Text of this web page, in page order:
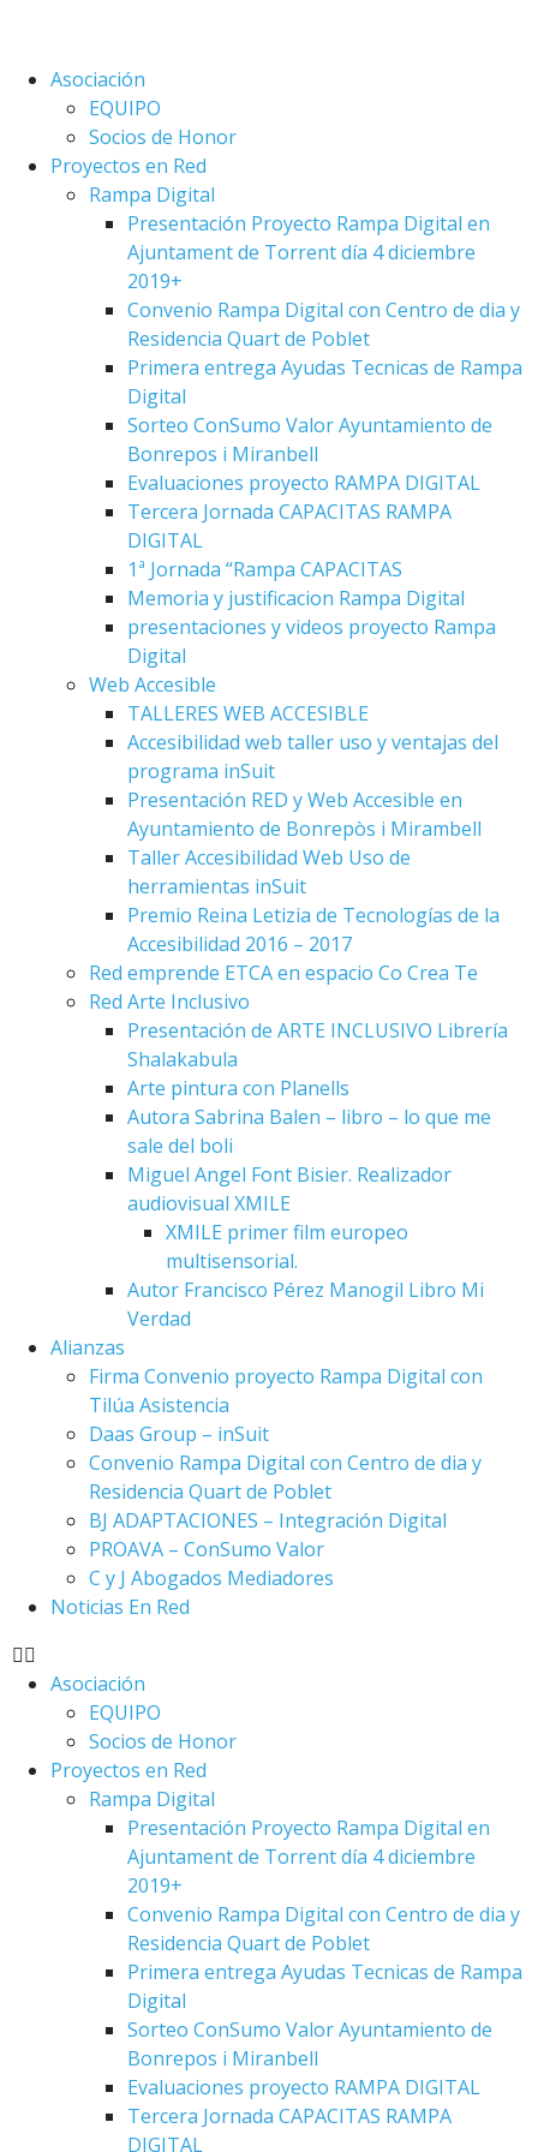
Asociación
EQUIPO
Socios de Honor
Proyectos en Red
Rampa Digital
Presentación Proyecto Rampa Digital en
Ajuntament de Torrent día 4 diciembre
2019+
Convenio Rampa Digital con Centro de dia y
Residencia Quart de Poblet
Primera entrega Ayudas Tecnicas de Rampa
Digital
Sorteo ConSumo Valor Ayuntamiento de
Bonrepos i Miranbell
Evaluaciones proyecto RAMPA DIGITAL
Tercera Jornada CAPACITAS RAMPA
DIGITAL
1ª Jornada “Rampa CAPACITAS
Memoria y justificacion Rampa Digital
presentaciones y videos proyecto Rampa
Digital
Web Accesible
TALLERES WEB ACCESIBLE
Accesibilidad web taller uso y ventajas del
programa inSuit
Presentación RED y Web Accesible en
Ayuntamiento de Bonrepòs i Mirambell
Taller Accesibilidad Web Uso de
herramientas inSuit
Premio Reina Letizia de Tecnologías de la
Accesibilidad 2016 – 2017
Red emprende ETCA en espacio Co Crea Te
Red Arte Inclusivo
Presentación de ARTE INCLUSIVO Librería
Shalakabula
Arte pintura con Planells
Autora Sabrina Balen – libro – lo que me
sale del boli
Miguel Angel Font Bisier. Realizador
audiovisual XMILE
XMILE primer film europeo
multisensorial.
Autor Francisco Pérez Manogil Libro Mi
Verdad
Alianzas
Firma Convenio proyecto Rampa Digital con
Tilúa Asistencia
Daas Group – inSuit
Convenio Rampa Digital con Centro de dia y
Residencia Quart de Poblet
BJ ADAPTACIONES – Integración Digital
PROAVA – ConSumo Valor
C y J Abogados Mediadores
Noticias En Red
Asociación
EQUIPO
Socios de Honor
Proyectos en Red
Rampa Digital
Presentación Proyecto Rampa Digital en
Ajuntament de Torrent día 4 diciembre
2019+
Convenio Rampa Digital con Centro de dia y
Residencia Quart de Poblet
Primera entrega Ayudas Tecnicas de Rampa
Digital
Sorteo ConSumo Valor Ayuntamiento de
Bonrepos i Miranbell
Evaluaciones proyecto RAMPA DIGITAL
Tercera Jornada CAPACITAS RAMPA
DIGITAL